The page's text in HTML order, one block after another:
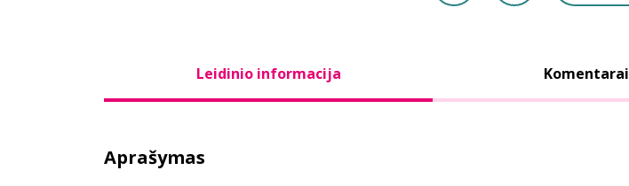
Leidinio informacija Komentarai
Aprašymas